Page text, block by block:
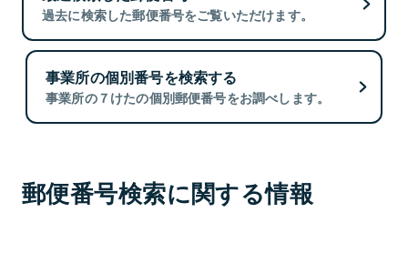
過去に検索した郵便番号をご覧いただけます。
事業所の個別番号を検索する
事業所の７けたの個別郵便番号をお調べします。
郵便番号検索に関する情報